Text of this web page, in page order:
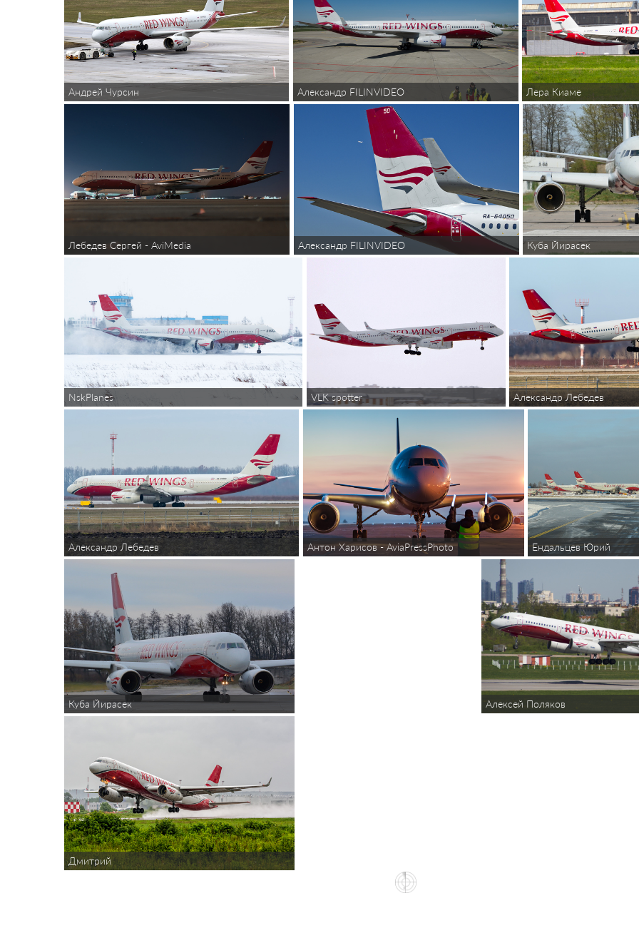
Андрей Чурсин Александр FILINVIDEO Лера Киаме
Лебедев Сергей - AviMedia Александр FILINVIDEO Куба Йирасек
NskPlanes VLK spotter Александр Лебедев
Александр Лебедев Антон Харисов - AviaPressPhoto Ендальцев Юрий
Куба Йирасек Алексей Поляков
Дмитрий